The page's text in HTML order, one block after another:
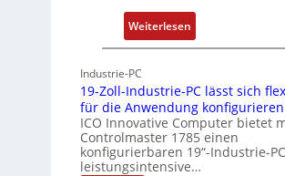
u
n
g
t
-
A
c
h
i
t
e
Weiterlesen:
P
s
i
c
a
Industrie-PC
19-Zoll-Industrie-PC lässt sich
für die Anwendung konfigurieren
ICO Innovative Computer bietet
Controlmaster 1785 einen
konfigurierbaren 19“-Industrie-
leistungsintensive…